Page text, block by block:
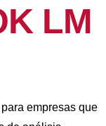
LM
empresas que